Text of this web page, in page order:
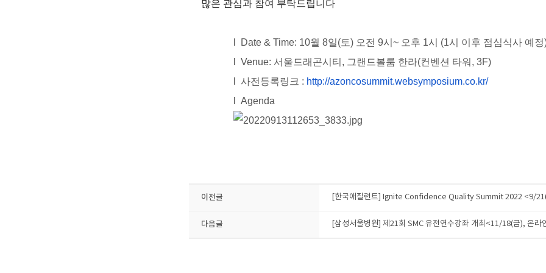
많은 관심과 참여 부탁드립니다
Date & Time: 10월 8일(토) 오전 9시~ 오후 1시 (1시 이후 점심식사 예정
Venue: 서울드래곤시티 , 그랜드볼룸 한라(컨벤션 타워 , 3F)
사전등록링크 : http://azoncosummit.websymposium.co.kr/
Agenda
이전글 [한국애질런트] Ignite Confidence Quality Summit 2022 <9/
다음글 [삼성서울병원] 제21회 SMC 유전연수강좌 개최<11/18(금), 온라